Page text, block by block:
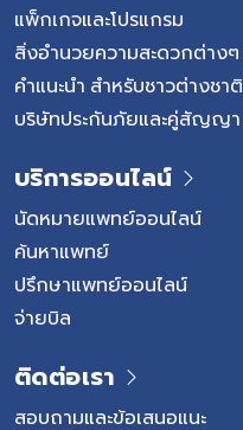
แพ็กเกจและโปรแกรม
สิ่งอำนวยความสะดวกต่างๆ
คำแนะนำ สำหรับชาวต่างชาติ
บริษัทประกันภัยและคู่สัญญา
บริการออนไลน์
นัดหมายแพทย์ออนไลน์
ค้นหาแพทย์
ปรึกษาแพทย์ออนไลน์
จ่ายบิล
ติดต่อเรา
สอบถามและข้อเสนอแนะ